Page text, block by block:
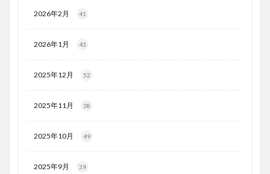
2026年2月 41
2026年1月 43
2025年12月 52
2025年11月 38
2025年10月 49
2025年9月 39